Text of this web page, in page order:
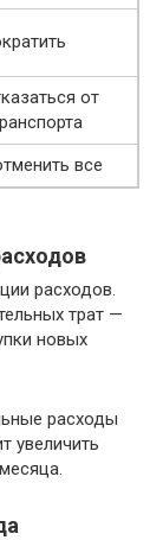
от
все
расходов.
трат —
новых
расходы
увеличить